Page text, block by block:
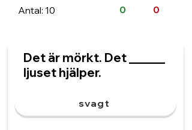
Antal: 10 0 0
Det är mörkt. Det ______
ljuset hjälper.
svagt